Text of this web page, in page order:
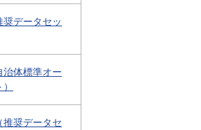
データセッ
治体標準オー
推奨データセ